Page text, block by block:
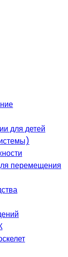
для детей
перемещения